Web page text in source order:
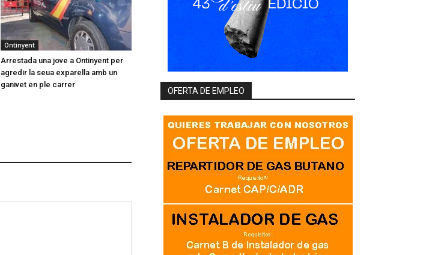
Ontinyent
Arrestada una jove a Ontinyent per
agredir la seua exparella amb un
ganivet en ple carrer
OFERTA DE EMPLEO